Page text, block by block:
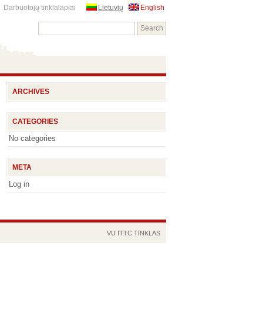
Lietuvių English
Darbuotojų tinklalapiai
ARCHIVES
CATEGORIES
No categories
META
Log in
VU ITTC TINKLAS